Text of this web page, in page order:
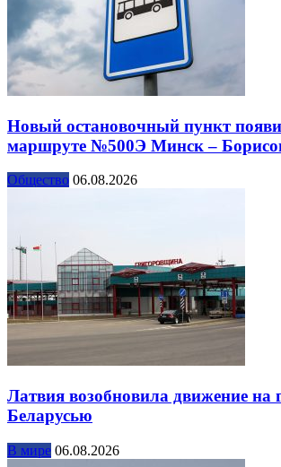
Новый остановочный пункт
маршруте №500Э Минск – Борисов
Общество 06.08.2026
Латвия возобновила движение на
Беларусью
В мире 06.08.2026